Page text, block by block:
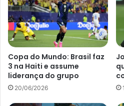
Copa do Mundo: Brasil faz
3 na Haiti e assume
liderança do grupo
20/06/2026